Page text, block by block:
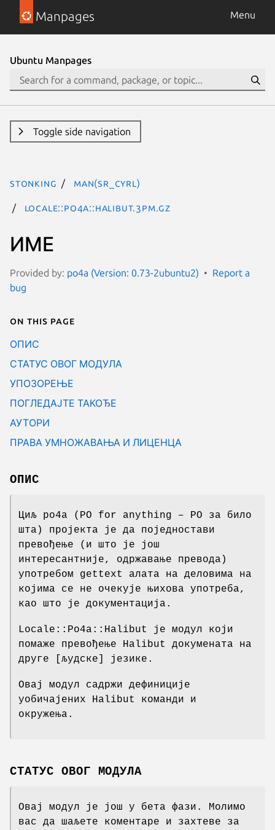
Manpages Menu
Ubuntu Manpages
Toggle side navigation
stonking man(sr_Cyrl)
Locale::Po4a::Halibut.3pm.gz
ИМЕ
Provided by: po4a (Version: 0.73-2ubuntu2)
Report a
bug
On this page
ОПИС
СТАТУС ОВОГ МОДУЛА
УПОЗОРЕЊЕ
ПОГЛЕДАЈТЕ ТАКОЂЕ
АУТОРИ
ПРАВА УМНОЖАВАЊА И ЛИЦЕНЦА
ОПИС
Циљ po4a (PO for anything – PO за било
шта) пројекта је да поједностави
превођење (и што је још
интересантније, одржавање превода)
употребом gettext алата на деловима на
којима се не очекује њихова употреба,
као што је документација.
Locale::Po4a::Halibut је модул који
помаже превођење Halibut докумената на
друге [људске] језике.
Овај модул садржи дефиниције
уобичајених Halibut команди и
окружења.
СТАТУС ОВОГ МОДУЛА
Овај модул је још у бета фази. Молимо
вас да шаљете коментаре и захтеве за